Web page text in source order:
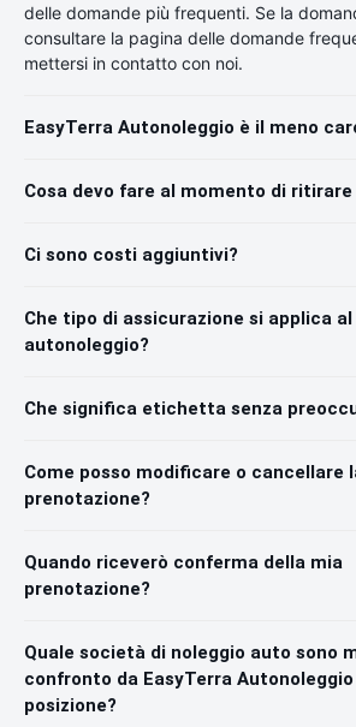
delle domande più frequenti. Se la
consultare la pagina delle domande
mettersi in contatto con noi.
EasyTerra Autonoleggio è il meno
Cosa devo fare al momento di
Ci sono costi aggiuntivi?
Che tipo di assicurazione si applica al
autonoleggio?
Che significa etichetta senza
Come posso modificare o cancellare
prenotazione?
Quando riceverò conferma della mia
prenotazione?
Quale società di noleggio auto sono
confronto da EasyTerra
posizione?